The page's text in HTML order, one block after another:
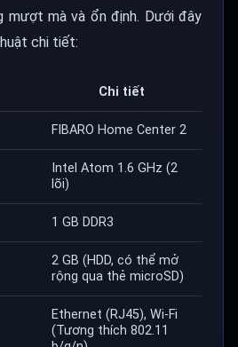
mượt mà và ổn định. Dưới đây
chi tiết:
Chi tiết
FIBARO Home Center 2
Intel Atom 1.6 GHz (2
lõi)
1 GB DDR3
2 GB (HDD, có thể mở
rộng qua thẻ microSD)
Ethernet (RJ45), Wi-Fi
(Tương thích 802.11